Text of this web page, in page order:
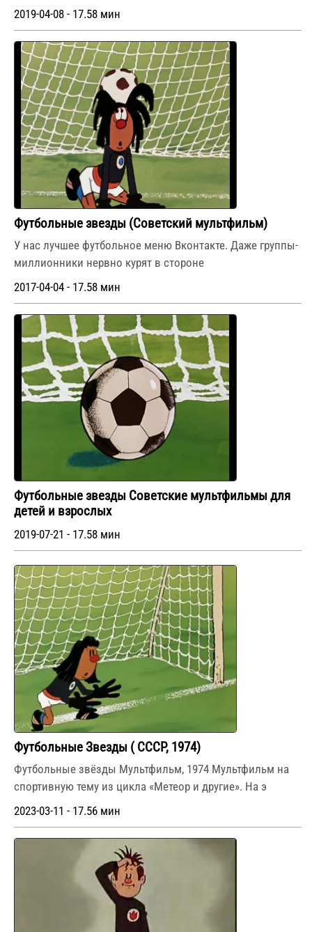
2019-04-08 - 17.58 мин
Футбольные звезды (Советский мультфильм)
У нас лучшее футбольное меню Вконтакте. Даже группы-
миллионники нервно курят в стороне
2017-04-04 - 17.58 мин
Футбольные звезды Советские мультфильмы для
детей и взрослых
2019-07-21 - 17.58 мин
Футбольные Звезды ( СССР, 1974)
Футбольные звёзды Мультфильм, 1974 Мультфильм на
спортивную тему из цикла «Метеор и другие». На э
2023-03-11 - 17.56 мин